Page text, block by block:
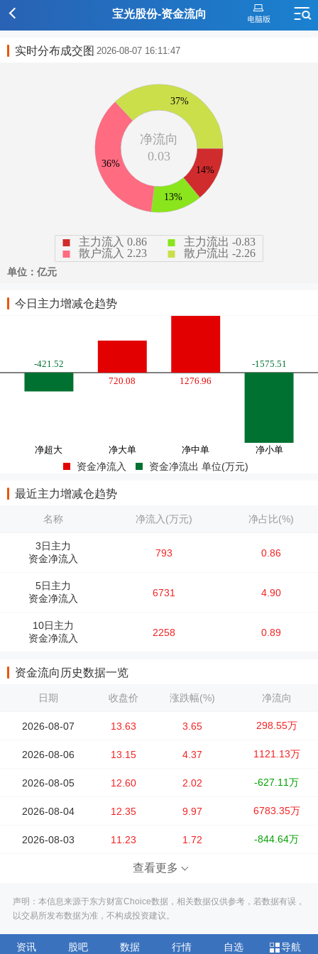
宝光股份-资金流向
实时分布成交图 2026-08-07 16:11:47
今日主力增减仓趋势
资金净流入 资金净流出 单位(万元)
最近主力增减仓趋势
名称 净流入(万元) 净占比(%)
3日主力
资金净流入
793 0.86
5日主力
资金净流入
6731 4.90
10日主力
资金净流入
2258 0.89
资金流向历史数据一览
日期 收盘价 涨跌幅(%) 净流向
2026-08-07 13.63 3.65 298.55万
2026-08-06 13.15 4.37 1121.13万
2026-08-05 12.60 2.02 -627.11万
2026-08-04 12.35 9.97 6783.35万
2026-08-03 11.23 1.72 -844.64万
查看更多
声明：本信息来源于东方财富Choice数据，相关数据仅供参考，若数据有误，
以交易所发布数据为准，不构成投资建议。
资讯 股吧 数据 行情 自选 导航